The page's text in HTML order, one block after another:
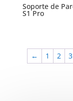
Soporte de
S1 Pro
← 1 2 3